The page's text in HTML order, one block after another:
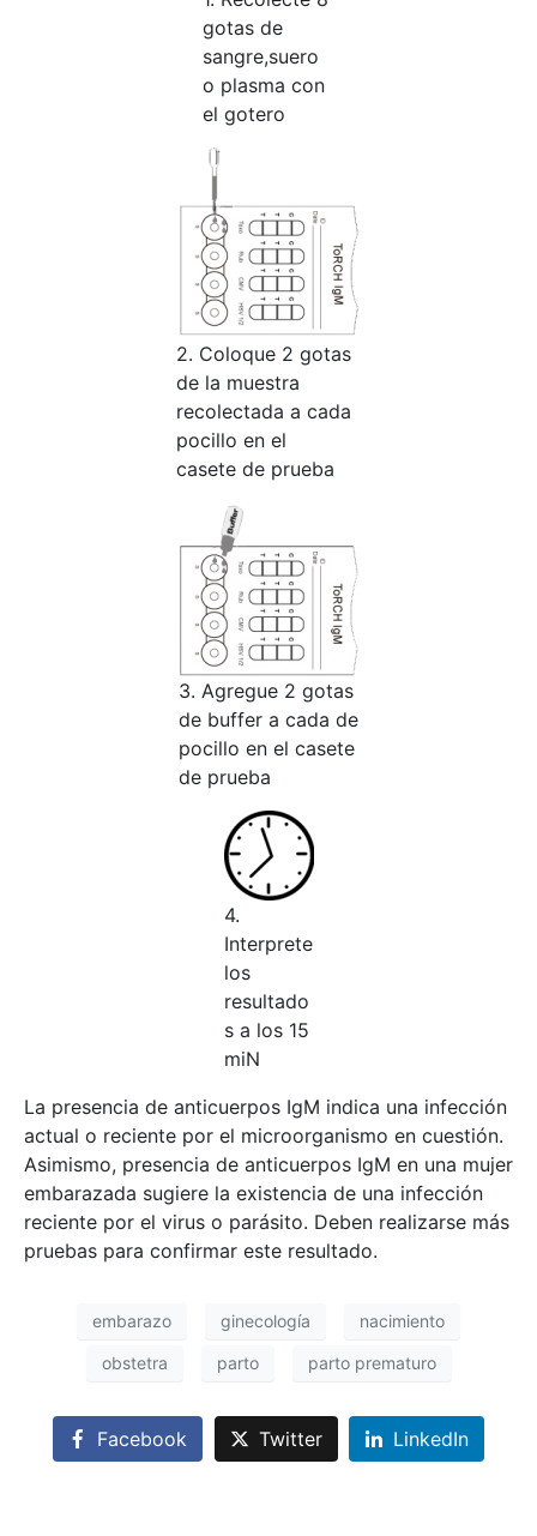
gotas de
sangre,suero
o plasma con
el gotero
2. Coloque 2 gotas
de la muestra
recolectada a cada
pocillo en el
casete de prueba
3. Agregue 2 gotas
de buffer a cada de
pocillo en el casete
de prueba
4.
Interprete
los
resultado
s a los 15
miN
La presencia de anticuerpos IgM indica una infección
actual o reciente por el microorganismo en cuestión.
Asimismo, presencia de anticuerpos IgM en una mujer
embarazada sugiere la existencia de una infección
reciente por el virus o parásito. Deben realizarse más
pruebas para confirmar este resultado.
embarazo ginecología nacimiento
obstetra parto parto prematuro
Facebook Twitter LinkedIn